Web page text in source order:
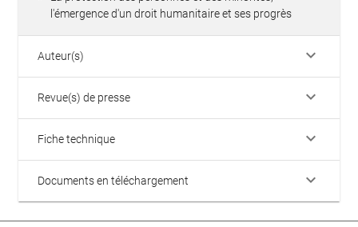
l'émergence d'un droit humanitaire et ses progrès
Auteur(s) keyboard_arrow_down
Revue(s) de presse keyboard_arrow_down
Fiche technique keyboard_arrow_down
Documents en téléchargement keyboard_arrow_down